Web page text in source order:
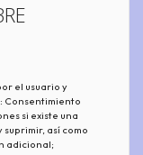
el usuario y
: Consentimiento
si existe una
así como
adicional;